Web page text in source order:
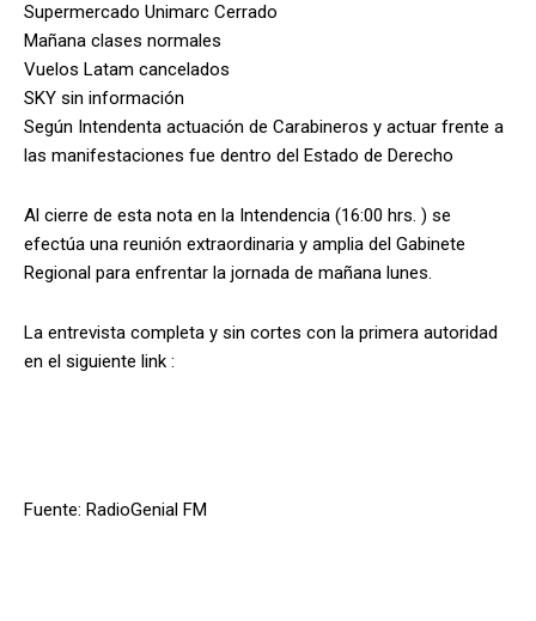
Supermercado Unimarc Cerrado
Mañana clases normales
Vuelos Latam cancelados
SKY sin información
Según Intendenta actuación de Carabineros y actuar frente a
las manifestaciones fue dentro del Estado de Derecho
Al cierre de esta nota en la Intendencia (16:00 hrs. ) se
efectúa una reunión extraordinaria y amplia del Gabinete
Regional para enfrentar la jornada de mañana lunes.
La entrevista completa y sin cortes con la primera autoridad
en el siguiente link :
Fuente: RadioGenial FM